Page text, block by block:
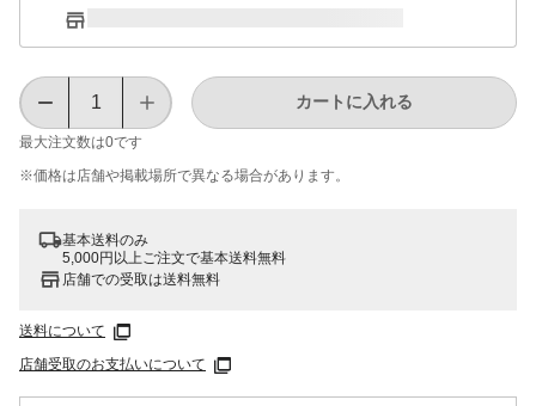
最大注文数は0です
カートに入れる
※価格は​店舗や​掲載場所で​異なる​場合が​あります。
基本送料のみ
5,000円以上ご注文で基本送料無料
店舗での受取は送料無料
送料について
店舗受取のお支払いについて